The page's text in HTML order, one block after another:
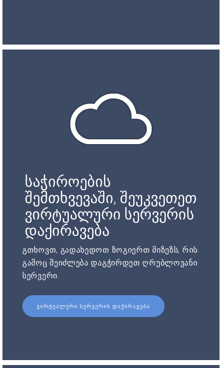
საჭიროების
შემთხვევაში, შეუკვეთეთ
ვირტუალური სერვერის
დაქირავება
გთხოვთ, გადახედოთ ზოგიერთ მიზეზს, რის
გამოც შეიძლება დაგჭირდეთ ღრუბლოვანი
სერვერი.
ᲕᲘᲠᲢᲣᲐᲚᲣᲠᲘ ᲡᲔᲠᲕᲔᲠᲘᲡ ᲓᲐᲥᲘᲠᲐᲕᲔᲑᲐ